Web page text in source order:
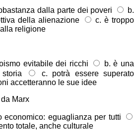
dalla parte dei poveri
b.
della alienazione
c. è troppo
religione
evitabile dei ricchi
b. è una
c. potrà essere superato
accetteranno le sue idee
da Marx
eguaglianza per tutti
totale, anche culturale